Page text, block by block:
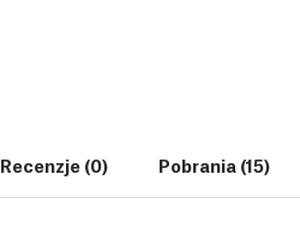
Recenzje (0) Pobrania (15)